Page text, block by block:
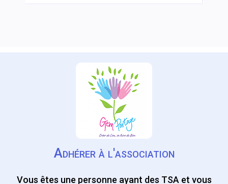
Adhérer à l'association
Vous êtes une personne ayant des TSA et vous